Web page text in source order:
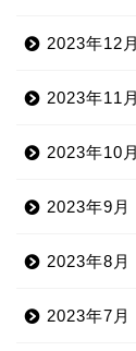
2023年12月
2023年11月
2023年10月
2023年9月
2023年8月
2023年7月